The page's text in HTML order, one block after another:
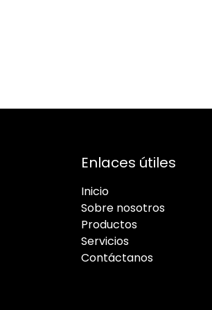
Enlaces útiles
Inicio
Sobre nosotros
Productos
Servicios
Contáctanos